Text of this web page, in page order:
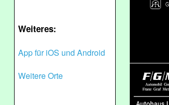
Weiteres:
App für iOS und Android
Weitere Orte